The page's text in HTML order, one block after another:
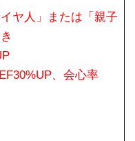
ヤ人」または「親子
、会心率